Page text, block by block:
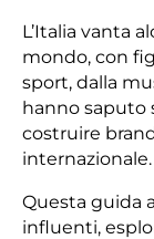
L’Italia vanta
mondo, con
sport, dalla
hanno saputo
costruire
internazionale.
Questa guida
influenti,